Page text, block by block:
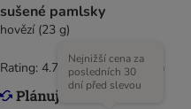
sušené pamlsky
hovězí (23 g)
Nejnižší cena za
posledních 30
dní před slevou
Rating: 4.7/5 )